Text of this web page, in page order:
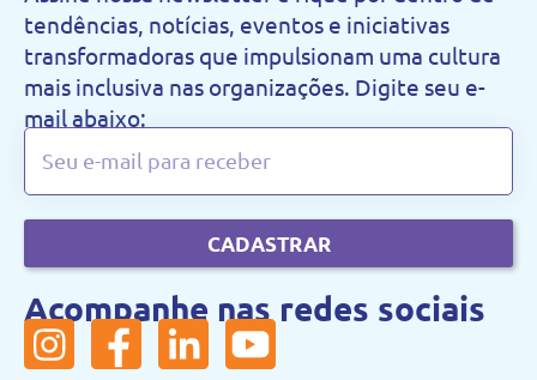
tendências, notícias, eventos e iniciativas
transformadoras que impulsionam uma cultura
mais inclusiva nas organizações. Digite seu e-
mail abaixo:
CADASTRAR
Acompanhe nas redes sociais